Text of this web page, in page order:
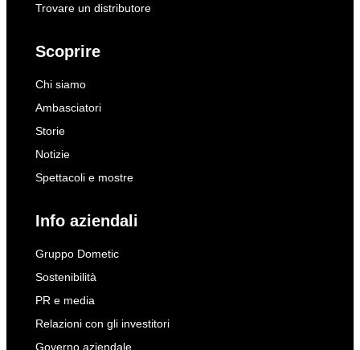
Trovare un distributore
Scoprire
Chi siamo
Ambasciatori
Storie
Notizie
Spettacoli e mostre
Info aziendali
Gruppo Dometic
Sostenibilità
PR e media
Relazioni con gli investitori
Governo aziendale